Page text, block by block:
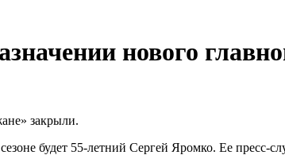
нового
закрыли.
будет 55-летний Сергей Яромко. Ее пресс-